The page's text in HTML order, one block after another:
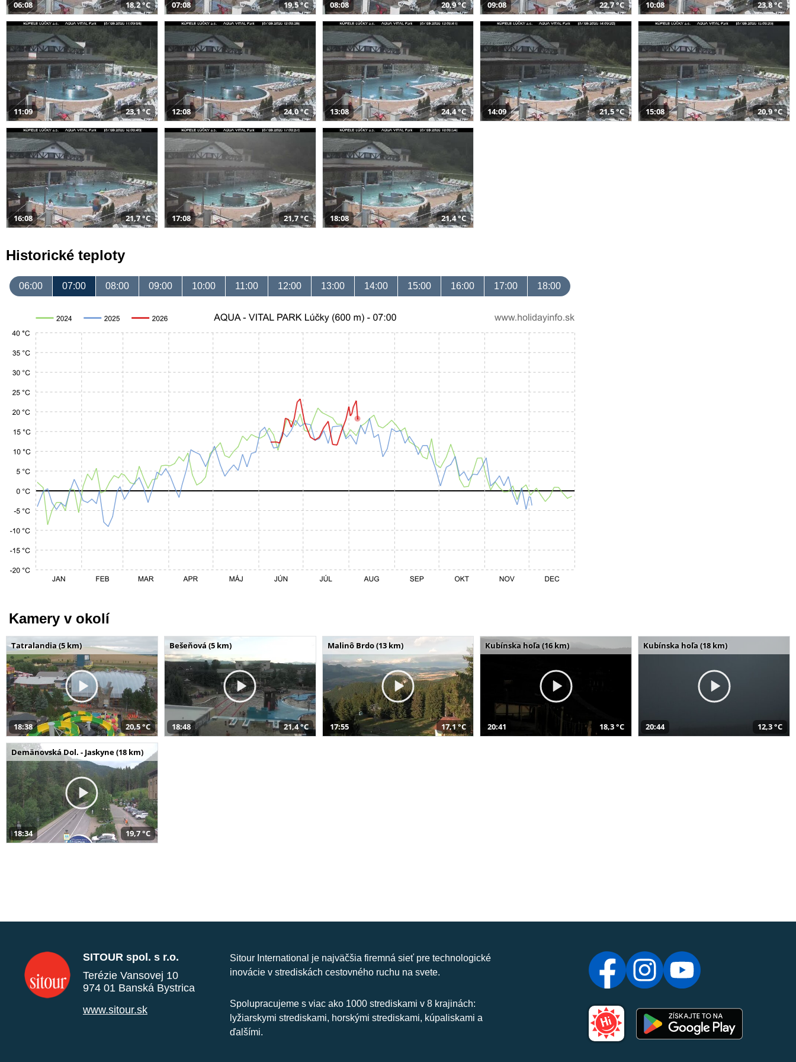
06:08 18,2 °C 07:08 19,5 °C 08:08 20,9 °C 09:08 22,7 °C 10:08 23,8 °C
11:09 23,1 °C 12:08 24,0 °C 13:08 24,4 °C 14:09 21,5 °C 15:08 20,9 °C
16:08 21,7 °C 17:08 21,7 °C 18:08 21,4 °C
Historické teploty
06:00 07:00 08:00 09:00 10:00 11:00 12:00 13:00 14:00 15:00 16:00 17:00 18:00
Kamery v okolí
Tatralandia (5 km)
18:38 20,5 °C
Bešeňová (5 km)
18:48 21,4 °C
Malinô Brdo (13 km)
17:55 17,1 °C
Kubínska hoľa (16 km)
20:41 18,3 °C
Kubínska hoľa (18 km)
20:44 12,3 °C
Demänovská Dol. - Jaskyne (18 km)
18:34 19,7 °C
SITOUR spol. s r.o.
Terézie Vansovej 10
974 01 Banská Bystrica
www.sitour.sk
Sitour International je najväčšia firemná sieť pre technologické
inovácie v strediskách cestovného ruchu na svete.
Spolupracujeme s viac ako 1000 strediskami v 8 krajinách:
lyžiarskymi strediskami, horskými strediskami, kúpaliskami a
ďalšími.